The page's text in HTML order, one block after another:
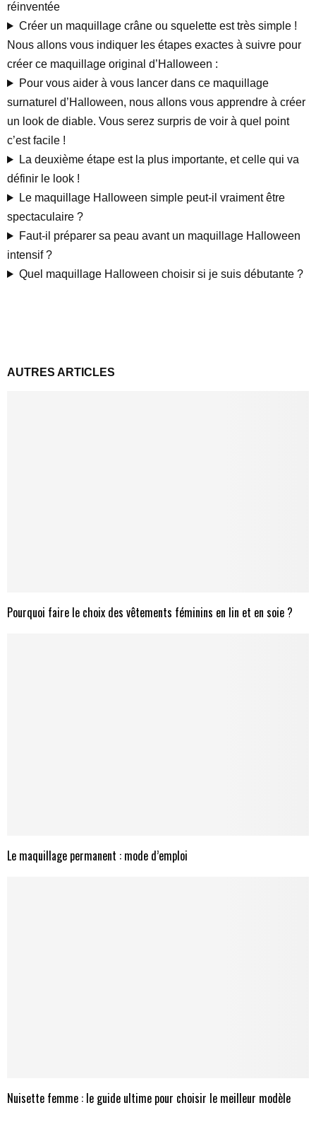
réinventée
Créer un maquillage crâne ou squelette est très simple !
Nous allons vous indiquer les étapes exactes à suivre pour
créer ce maquillage original d’Halloween :
Pour vous aider à vous lancer dans ce maquillage
surnaturel d’Halloween, nous allons vous apprendre à créer
un look de diable. Vous serez surpris de voir à quel point
c’est facile !
La deuxième étape est la plus importante, et celle qui va
définir le look !
Le maquillage Halloween simple peut-il vraiment être
spectaculaire ?
Faut-il préparer sa peau avant un maquillage Halloween
intensif ?
Quel maquillage Halloween choisir si je suis débutante ?
AUTRES ARTICLES
Pourquoi faire le choix des vêtements féminins en lin et en soie ?
Le maquillage permanent : mode d’emploi
Nuisette femme : le guide ultime pour choisir le meilleur modèle